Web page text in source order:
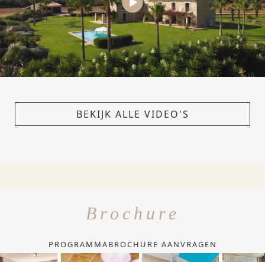
BEKIJK ALLE VIDEO'S
Brochure
PROGRAMMABROCHURE AANVRAGEN